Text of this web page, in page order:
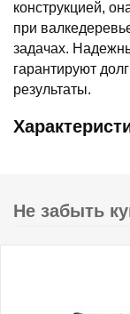
конструкцией,
при
задачах.
гарантируют
результаты.
Не забыть